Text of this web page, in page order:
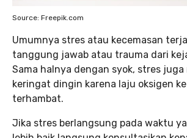
Source: Freepik.com
Umumnya stres atau kecemasan
tanggung jawab atau trauma dari
Sama halnya dengan syok, stres juga
keringat dingin karena laju oksigen
terhambat.
Jika stres berlangsung pada waktu